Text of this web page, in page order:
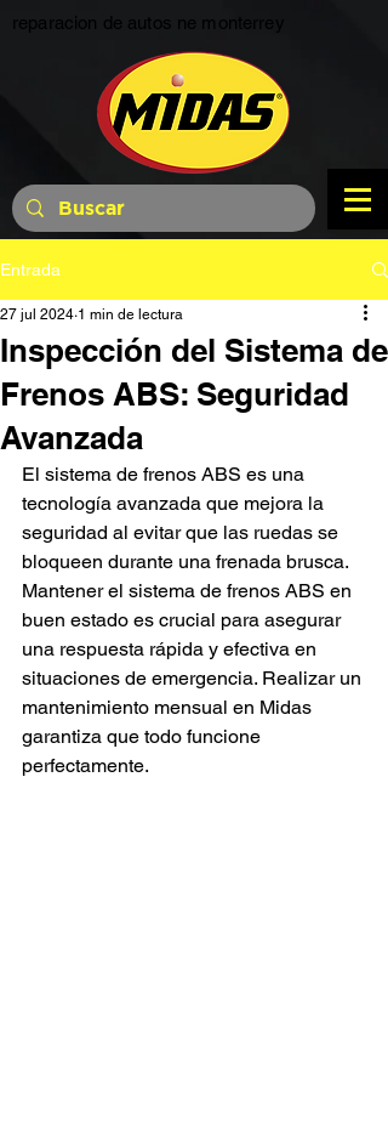
reparacion de autos ne monterrey
Entrada
Inspección del Sistema de
Frenos ABS: Seguridad
Avanzada
27 jul 2024 1 min de lectura
El sistema de frenos ABS es una
tecnología avanzada que mejora la
seguridad al evitar que las ruedas se
bloqueen durante una frenada brusca.
Mantener el sistema de frenos ABS en
buen estado es crucial para asegurar
una respuesta rápida y efectiva en
situaciones de emergencia. Realizar un
mantenimiento mensual en Midas
garantiza que todo funcione
perfectamente.